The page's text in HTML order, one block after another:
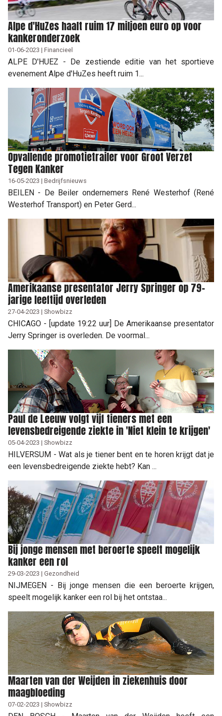
Alpe d'HuZes haalt ruim 17 miljoen euro op voor
kankeronderzoek
01-06-2023 | Financieel
ALPE D'HUEZ - De zestiende editie van het sportieve
evenement Alpe d'HuZes heeft ruim 1...
Opvallende promotietrailer voor Groot Verzet
Tegen Kanker
16-05-2023 | Bedrijfsnieuws
BEILEN - De Beiler ondernemers René Westerhof (René
Westerhof Transport) en Peter Gerd...
Amerikaanse presentator Jerry Springer op 79-
jarige leeftijd overleden
27-04-2023 | Showbizz
CHICAGO - [update 19:22 uur] De Amerikaanse presentator
Jerry Springer is overleden. De voormal...
Paul de Leeuw volgt vijf tieners met een
levensbedreigende ziekte in 'Niet klein te krijgen'
05-04-2023 | Showbizz
HILVERSUM - Wat als je tiener bent en te horen krijgt dat je
een levensbedreigende ziekte hebt? Kan ...
Bij jonge mensen met beroerte speelt mogelijk
kanker een rol
29-03-2023 | Gezondheid
NIJMEGEN - Bij jonge mensen die een beroerte krijgen,
speelt mogelijk kanker een rol bij het ontstaa...
Maarten van der Weijden in ziekenhuis door
maagbloeding
07-02-2023 | Showbizz